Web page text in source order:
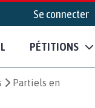
Se connecter
PÉTITIONS
Partiels en